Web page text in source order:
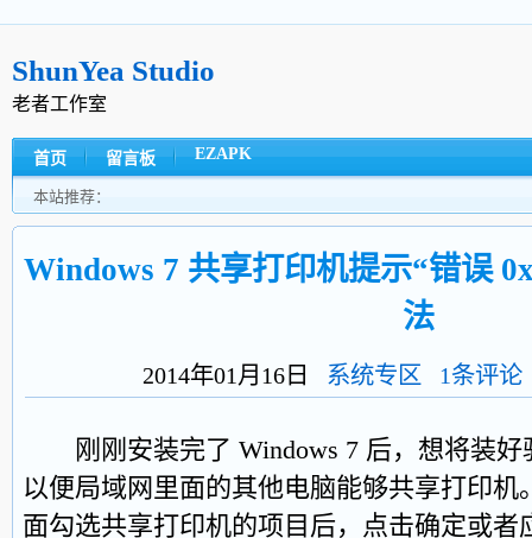
ShunYea Studio
老者工作室
首页 留言板 EZAPK
本站推荐：
Windows 7 共享打印机提示“错误
法
2014年01月16日 系统专区 1条评论
刚刚安装完了 Windows 7 后，想将装好
以便局域网里面的其他电脑能够共享打印机
面勾选共享打印机的项目后，点击确定或者